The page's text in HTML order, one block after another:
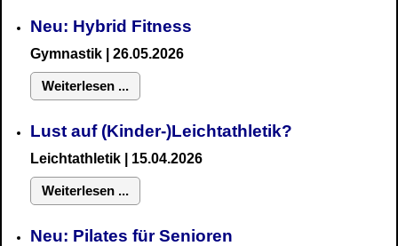
Neu: Hybrid Fitness
Gymnastik | 26.05.2026
Weiterlesen ...
Lust auf (Kinder-)Leichtathletik?
Leichtathletik | 15.04.2026
Weiterlesen ...
Neu: Pilates für Senioren